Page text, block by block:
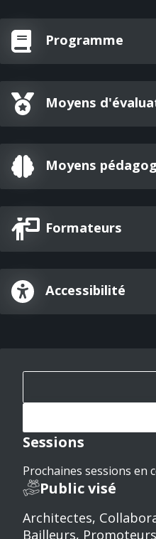
Programme
Moyens
Moyens
Formateurs
Accessibilité
Sessions
Prochaines sessions en
Public visé
Architectes,
Bailleurs,